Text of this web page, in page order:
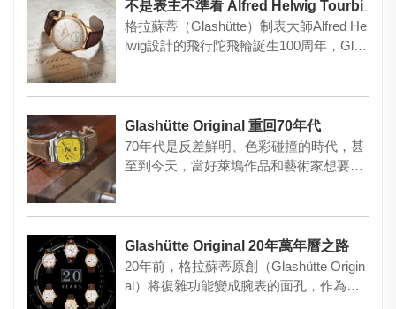
不是表主不準看 Alfred Helwig Tourbillon 1920
格拉蘇蒂（Glashütte）制表大師Alfred He
lwig設計的飛行陀飛輪誕生100周年，Gl…
Glashütte Original 重回70年代
70年代是反差鮮明、色彩碰撞的時代，甚
至到今天，當好萊塢作品和藝術家想要展
Glashütte Original 20年萬年曆之路
20年前，格拉蘇蒂原創（Glashütte Origin
al）将復雜功能變成腕表的面孔，作為表